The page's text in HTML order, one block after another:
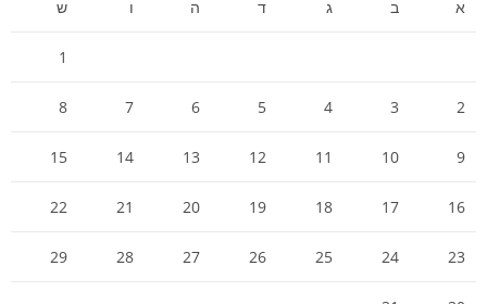
א
ב ג ד ה ו ש
1
2
3
4
5
6
7
8
9
10
11
12
13
14
15
16
17
18
19
20
21
22
23
24
25
26
27
28
29